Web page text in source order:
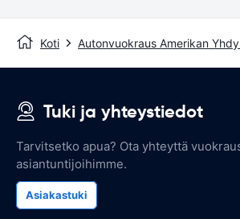
Koti Autonvuokraus Amerikan
Tuki ja yhteystiedot
Tarvitsetko apua? Ota yhteyttä
asiantuntijoihimme.
Asiakastuki